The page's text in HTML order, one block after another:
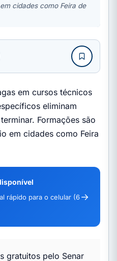
cidades como Feira de
em cursos técnicos
eliminam
Formações são
em cidades como Feira
rápido para o celular (6→
gratuitos pelo Senar